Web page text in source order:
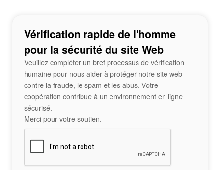
Vérification rapide de l'homme
pour la sécurité du site Web
Veuillez compléter un bref processus de vérification
humaine pour nous aider à protéger notre site web
contre la fraude, le spam et les abus. Votre
coopération contribue à un environnement en ligne
sécurisé.
Merci pour votre soutien.